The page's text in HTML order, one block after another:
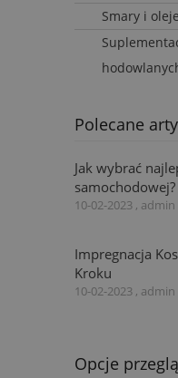
Smary i oleje
Polecane
Jak wybrać
samochodowej?
10-02-2023 , admin
Impregnacja
Kroku
10-02-2023 , admin
Opcje